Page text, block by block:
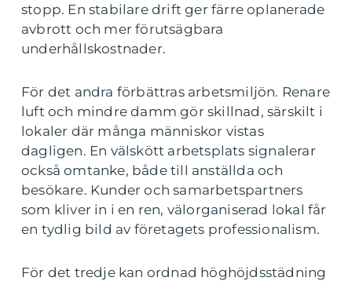
stopp. En stabilare drift ger färre oplanerade
avbrott och mer förutsägbara
underhållskostnader.
För det andra förbättras arbetsmiljön. Renare
luft och mindre damm gör skillnad, särskilt i
lokaler där många människor vistas
dagligen. En välskött arbetsplats signalerar
också omtanke, både till anställda och
besökare. Kunder och samarbetspartners
som kliver in i en ren, välorganiserad lokal får
en tydlig bild av företagets professionalism.
För det tredje kan ordnad höghöjdsstädning